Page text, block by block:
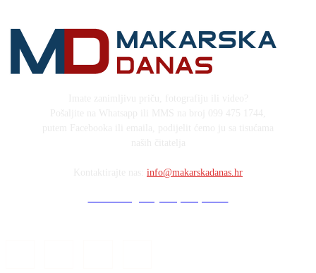
info@makarskadanas.hr